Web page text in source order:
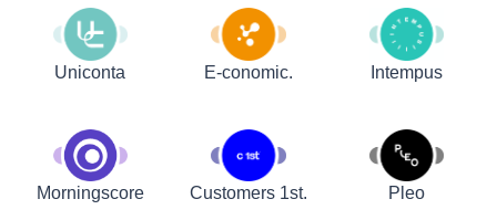
Uniconta E-conomic. Intempus
Morningscore Customers 1st. Pleo